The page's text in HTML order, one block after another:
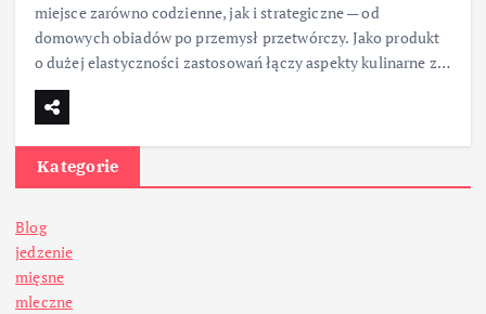
miejsce zarówno codzienne, jak i strategiczne — od
domowych obiadów po przemysł przetwórczy. Jako produkt
o dużej elastyczności zastosowań łączy aspekty kulinarne z…
Kategorie
Blog
jedzenie
mięsne
mleczne